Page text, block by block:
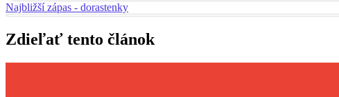
Najbližší zápas - dorastenky
Zdieľať tento článok